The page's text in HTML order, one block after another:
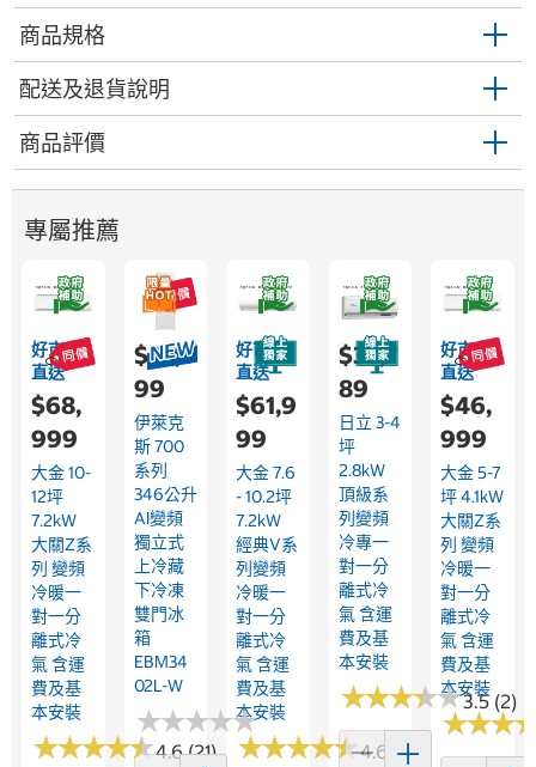
商品規格
配送及退貨說明
商品評價
專屬推薦
好市多
直送
$68,
999
大金 10-
12坪
7.2kW
大關Z系
列 變頻
冷暖一
對一分
離式冷
氣 含運
費及基
本安裝
★★★★★
★★★★★4.6 (21)
$22,9
99
伊萊克
斯 700
系列
346公升
AI變頻
獨立式
上冷藏
下冷凍
雙門冰
箱
EBM34
02L-W
★★★★★
★★★★★
好市多
直送
$61,9
99
大金 7.6
- 10.2坪
7.2kW
經典V系
列變頻
冷暖一
對一分
離式冷
氣 含運
費及基
本安裝
★★★★★
★★★★★4.6 (31)
$33,7
89
日立 3-4
坪
2.8kW
頂級系
列變頻
冷專一
對一分
離式冷
氣 含運
費及基
本安裝
★★★★★
★★★★★3.5 (2)
好市多
直送
$46,
999
大金 5-7
坪 4.1kW
大關Z系
列 變頻
冷暖一
對一分
離式冷
氣 含運
費及基
本安裝
★★★
★★★